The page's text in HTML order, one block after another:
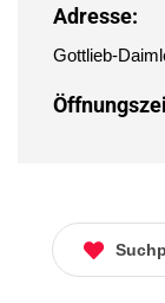
Adresse:
Gottlieb-